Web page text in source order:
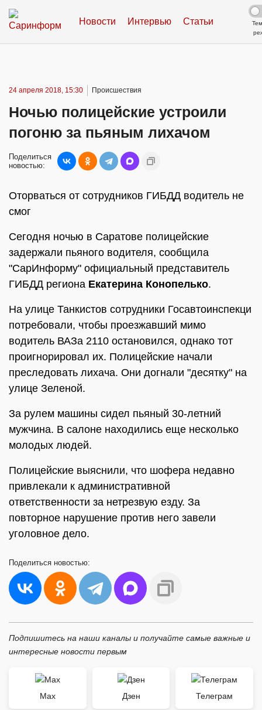
Новости Интервью Статьи
24 апреля 2018, 15:30 Происшествия
Ночью полицейские устроили
погоню за пьяным лихачом
Поделиться
новостью:
Оторваться от сотрудников ГИБДД водитель не
смог
Сегодня ночью в Саратове полицейские
задержали пьяного водителя, сообщила
"СарИнформу" официальный представитель
ГИБДД региона Екатерина Конопелько.
На улице Танкистов сотрудники Госавтоинспекци
потребовали, чтобы проезжавший мимо
водитель ВАЗа 2110 остановился, однако тот
проигнорировал их. Полицейские начали
преследовать лихача. Они догнали "десятку" на
улице Зеленой.
За рулем машины сидел пьяный 30-летний
мужчина. В салоне находились еще несколько
молодых людей.
Полицейские выяснили, что шофера недавно
привлекали к административной
ответственности за нетрезвую езду. За
повторное нарушение против него завели
уголовное дело.
Поделиться новостью:
Подпишитесь на наши каналы и получайте самые важные и
интересные новости первым
Max Дзен Телеграм